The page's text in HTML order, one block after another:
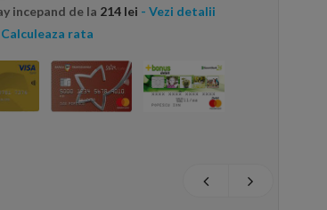
incepand de la 214 lei - Vezi detalii
rata